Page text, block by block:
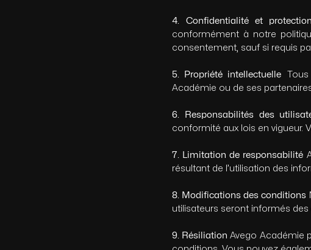
4. Confidentialité et
conformément à notre
consentement, sauf si requis
5. Propriété intellectuelle
Académie ou de ses
6. Responsabilités des
conformité aux lois en vigueur.
7. Limitation de responsabilité
résultant de l’utilisation des
8. Modifications des conditions
utilisateurs seront informés
9. Résiliation Avego Académie